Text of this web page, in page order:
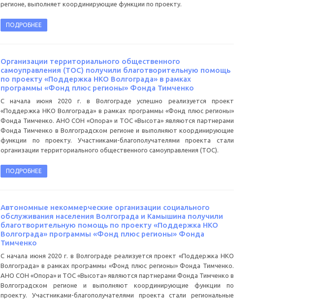
регионе, выполняет координирующие функции по проекту.
ПОДРОБНЕЕ
Организации территориального общественного
самоуправления (ТОС) получили благотворительную помощь
по проекту «Поддержка НКО Волгограда» в рамках
программы «Фонд плюс регионы» Фонда Тимченко
С начала июня 2020 г. в Волгограде успешно реализуется проект
«Поддержка НКО Волгограда» в рамках программы «Фонд плюс регионы»
Фонда Тимченко. АНО СОН «Опора» и ТОС «Высота» являются партнерами
Фонда Тимченко в Волгоградском регионе и выполняют координирующие
функции по проекту. Участниками-благополучателями проекта стали
организации территориального общественного самоуправления (ТОС).
ПОДРОБНЕЕ
Автономные некоммерческие организации социального
обслуживания населения Волгограда и Камышина получили
благотворительную помощь по проекту «Поддержка НКО
Волгограда» программы «Фонд плюс регионы» Фонда
Тимченко
С начала июня 2020 г. в Волгограде реализуется проект «Поддержка НКО
Волгограда» в рамках программы «Фонд плюс регионы» Фонда Тимченко.
АНО СОН «Опора» и ТОС «Высота» являются партнерами Фонда Тимченко в
Волгоградском регионе и выполняют координирующие функции по
проекту. Участниками-благополучателями проекта стали региональные